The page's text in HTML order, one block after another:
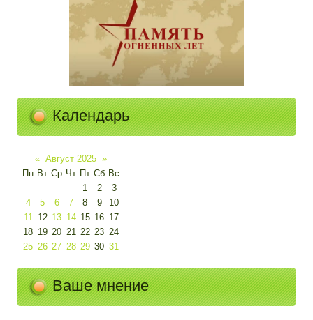
Календарь
« Август 2025 »
Пн Вт Ср Чт Пт Сб Вс
1
2
3
4
5 6 7 8 9
10
11
12 13 14 15 16 17
18 19 20 21 22 23 24
25 26 27 28 29 30 31
Ваше мнение